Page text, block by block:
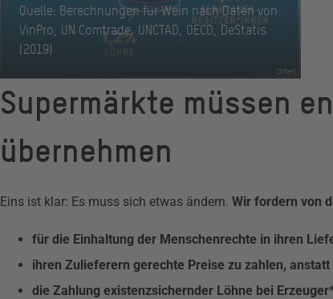
Oxfam
Quelle: Berechnungen für Wein nach Daten von
VinPro, UN Comtrade, UNCTAD, OECD, DeStatis
(2019)
Supermärkte müssen
übernehmen
Eins ist klar: Es muss sich etwas ändern. Wir fordern von
für die Einhaltung der Menschenrechte in ihren
ihren Zulieferern gerechte Preise zu zahlen,
die Zahlung existenzsichernder Löhne bei